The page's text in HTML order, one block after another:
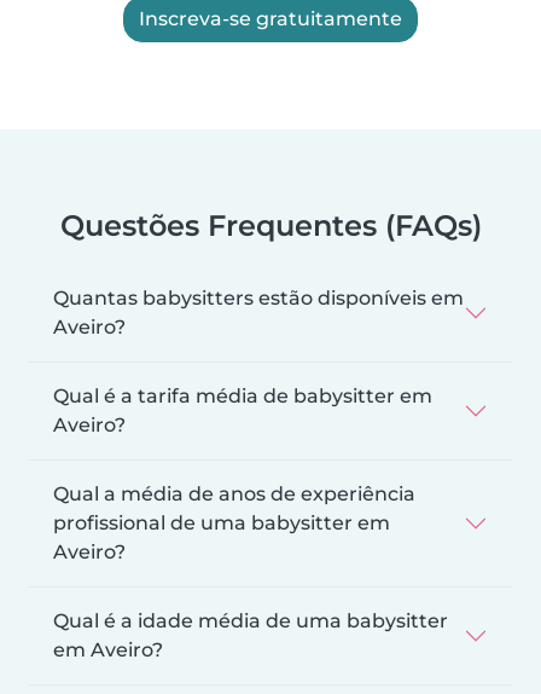
Inscreva-se gratuitamente
Questões Frequentes (FAQs)
Quantas babysitters estão disponíveis em
Aveiro?
Qual é a tarifa média de babysitter em
Aveiro?
Qual a média de anos de experiência
profissional de uma babysitter em
Aveiro?
Qual é a idade média de uma babysitter
em Aveiro?